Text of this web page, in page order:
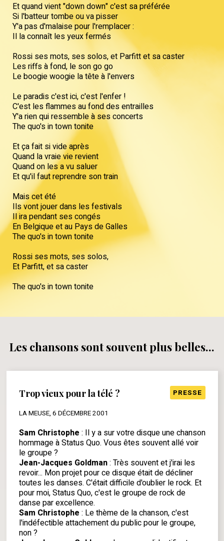
Et quand vient "down down" c'est sa préférée
Si l'batteur tombe ou va pisser
Y'a pas d'malaise pour l'remplacer :
Il la connaît les yeux fermés
Rossi ses mots, ses solos, et Parfitt et sa caster
Les riffs à fond, le son go go
Le boogie woogie la tête à l'envers
Le paradis c'est ici, c'est l'enfer !
C'est les flammes au fond des entrailles
Y'a rien qui ressemble à ses concerts
The quo's in town tonite
Et ça fait si vide après
Quand la vraie vie revient
Quand on les a vu saluer
Et qu'il faut reprendre son train
Mais cet été
Ils vont jouer dans les festivals
Il ira pendant ses congés
En Belgique et au Pays de Galles
The quo's in town tonite
Rossi ses mots, ses solos,
Et Parfitt, et sa caster
The quo's in town tonite
Les chansons sont souvent plus belles...
Trop vieux pour la télé ? PRESSE
LA MEUSE, 6 DÉCEMBRE 2001
Sam Christophe : Il y a sur votre disque une chanson
hommage à Status Quo. Vous êtes souvent allé voir
le groupe ?
Jean-Jacques Goldman: Très souvent et j'irai les
revoir... Mon projet pour ce disque était de décliner
toutes les danses. C'était difficile d'oublier le rock. Et
pour moi, Status Quo, c'est le groupe de rock de
danse par excellence.
Sam Christophe : Le thème de la chanson, c'est
l'indéfectible attachement du public pour le groupe,
non ?